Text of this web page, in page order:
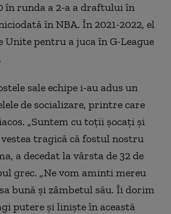
în runda a 2-a a draftului în
în NBA. În 2021-2022, el
Unite pentru a juca în G-League
sale echipe i-au adus un
de socializare, printre care
„Suntem cu toţii şocaţi şi
tragică că fostul nostru
a decedat la vârsta de 32 de
grec. „Ne vom aminti mereu
bună şi zâmbetul său. Îi dorim
putere şi linişte în această